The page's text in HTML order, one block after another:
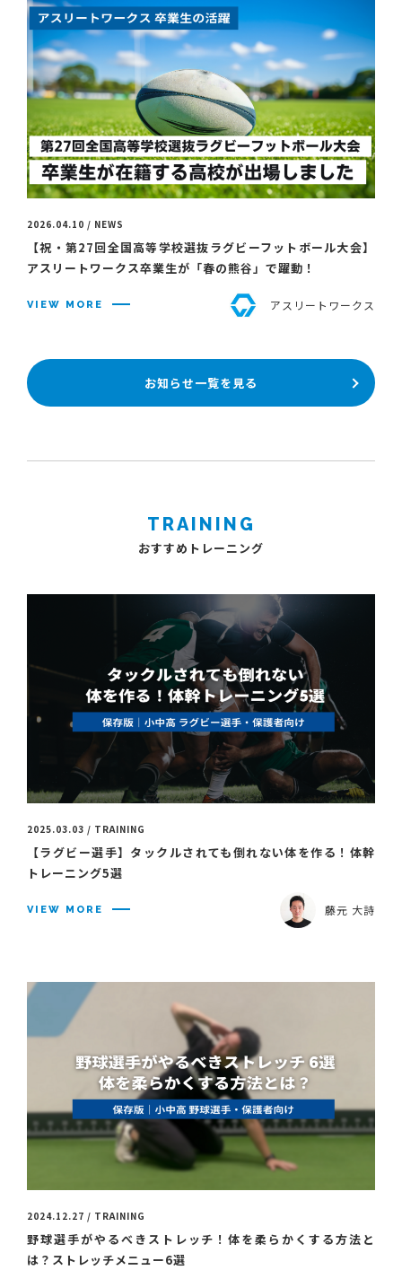
2026.04.10 / NEWS
【祝・第27回全国高等学校選抜ラグビーフットボール大会】
アスリートワークス卒業生が「春の熊谷」で躍動！
VIEW MORE アスリートワークス
お知らせ一覧を見る
TRAINING
おすすめトレーニング
2025.03.03 / TRAINING
【ラグビー選手】タックルされても倒れない体を作る！体幹
トレーニング5選
VIEW MORE 藤元 大詩
2024.12.27 / TRAINING
野球選手がやるべきストレッチ！体を柔らかくする方法と
は？ストレッチメニュー6選